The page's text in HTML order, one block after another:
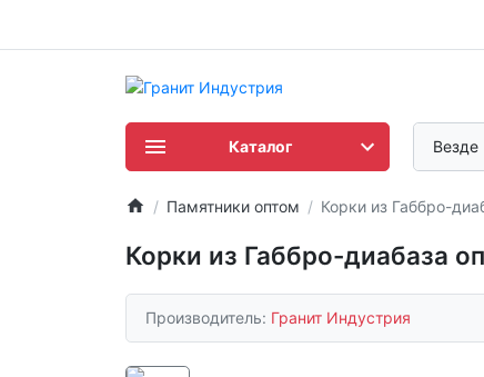
Везде
Каталог
Памятники оптом Корки из Габбро-
Корки из Габбро-диабаза
Производитель: Гранит Индустрия